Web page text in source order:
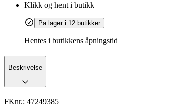
Klikk og hent i butikk
På lager i 12 butikker
Hentes i butikkens åpningstid
Beskrivelse
FKnr.: 47249385